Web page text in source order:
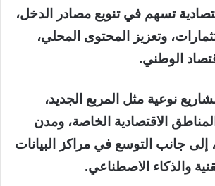
تسهم في تنويع مصادر الدخل،
وتعزيز المحتوى المحلي،
الوطني.
نوعية مثل المربع الجديد،
الاقتصادية الخاصة، ومدن
إلى جانب التوسع في مراكز البيانات
والذكاء الاصطناعي.